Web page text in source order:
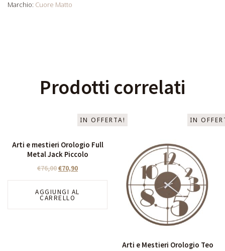
Marchio: Cuore Matto
Prodotti correlati
IN OFFERTA!
Arti e mestieri Orologio Full
Metal Jack Piccolo
€76,00€70,90
AGGIUNGI AL
CARRELLO
IN
Arti e Mestieri Orologio Teo